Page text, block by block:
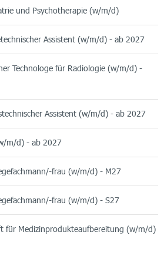
und Psychotherapie (w/m/d)
Assistent (w/m/d) - ab 2027
Technologe für Radiologie (w/m/d) -
Assistent (w/m/d) - ab 2027
m/d) - ab 2027
frau (w/m/d) - M27
frau (w/m/d) - S27
für Medizinprodukteaufbereitung (w/m/d)